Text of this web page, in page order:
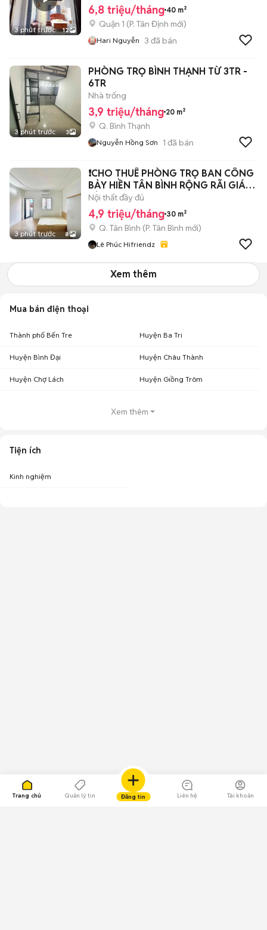
Trang chủ Quản lý tin Đăng tin Liên hệ Tài khoản
3 phút trước 12
6,8 triệu/tháng 40 m²
Quận 1 (P. Tân Định mới)
Hari Nguyễn 3 đã bán
3 phút trước 3
PHÒNG TRỌ BÌNH THẠNH TỪ 3TR -
6TR
Nhà trống
3,9 triệu/tháng 20 m²
Q. Bình Thạnh
Nguyễn Hồng Sơn 1 đã bán
3 phút trước 8
❗️CHO THUÊ PHÒNG TRỌ BAN CÔNG
BẢY HIỀN TÂN BÌNH RỘNG RÃI GIÁ
RẺ🔥✨
Nội thất đầy đủ
4,9 triệu/tháng 30 m²
Q. Tân Bình (P. Tân Bình mới)
Lê Phúc Hifriendz
Xem thêm
Mua bán điện thoại
Thành phố Bến Tre Huyện Ba Tri
Huyện Bình Đại Huyện Châu Thành
Huyện Chợ Lách Huyện Giồng Trôm
Xem thêm
Tiện ích
Kinh nghiệm